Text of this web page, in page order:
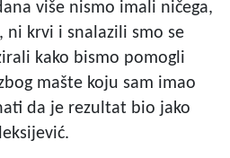
više nismo imali ničega,
krvi i snalazili smo se
kako bismo pomogli
mašte koju sam imao
da je rezultat bio jako